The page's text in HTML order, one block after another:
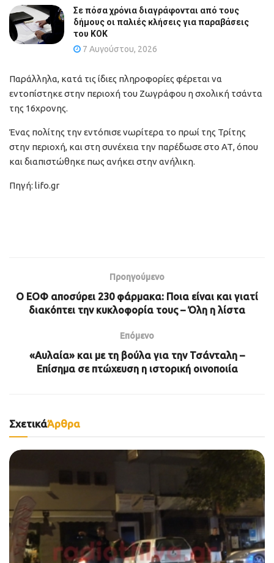
Σε πόσα χρόνια διαγράφονται από τους
δήμους οι παλιές κλήσεις για παραβάσεις
του ΚΟΚ
7 Αυγούστου, 2026
Παράλληλα, κατά τις ίδιες πληροφορίες φέρεται να
εντοπίστηκε στην περιοχή του Ζωγράφου η σχολική τσάντα
της 16χρονης.
Ένας πολίτης την εντόπισε νωρίτερα το πρωί της Τρίτης
στην περιοχή, και στη συνέχεια την παρέδωσε στο ΑΤ, όπου
και διαπιστώθηκε πως ανήκει στην ανήλικη.
Πηγή: lifo.gr
Προηγούμενο
Ο ΕΟΦ αποσύρει 230 φάρμακα: Ποια είναι και γιατί
διακόπτει την κυκλοφορία τους – Όλη η λίστα
Επόμενο
«Αυλαία» και με τη βούλα για την Τσάνταλη –
Επίσημα σε πτώχευση η ιστορική οινοποιία
ΣχετικάΆρθρα